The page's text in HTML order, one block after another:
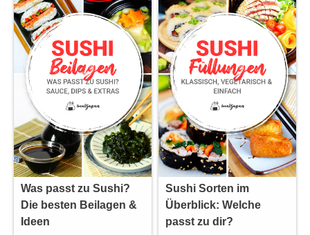
Was passt zu Sushi?
Die besten Beilagen &
Ideen
Sushi Sorten im
Überblick: Welche
passt zu dir?